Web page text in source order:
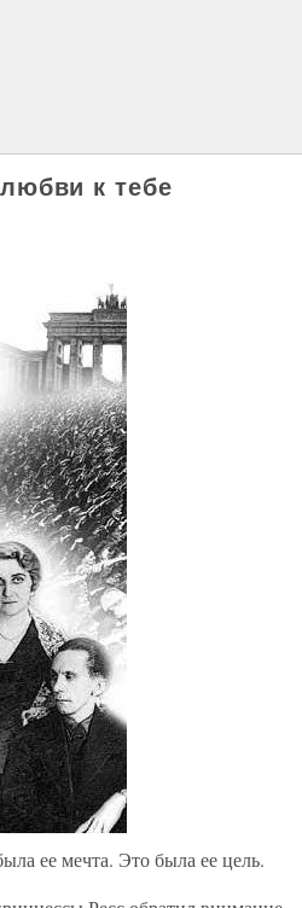
к тебе
ее мечта. Это была ее цель.